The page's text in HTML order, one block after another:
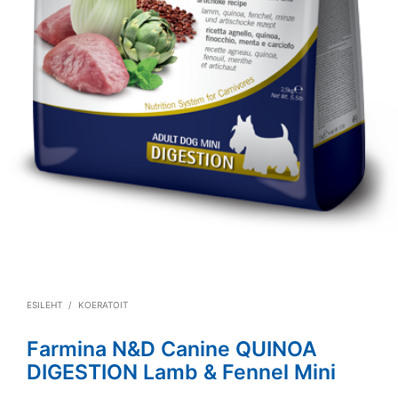
ESILEHT / KOERATOIT
Farmina N&D Canine QUINOA
DIGESTION Lamb & Fennel Mini